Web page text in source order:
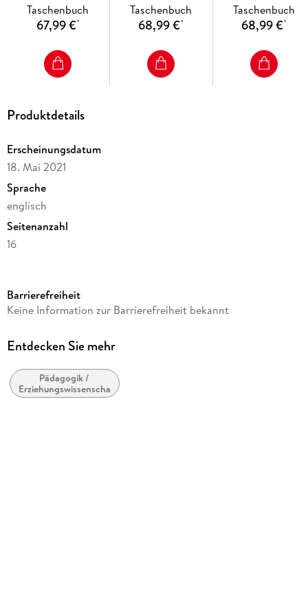
Taschenbuch
67,99 €*
Taschenbuch
68,99 €*
Taschenbuch
68,99 €*
Produktdetails
Erscheinungsdatum
18. Mai 2021
Sprache
englisch
Seitenanzahl
16
Reihe
Herausgegeben von
Verlag/Hersteller
HOUGHTON MIFFLIN
Barrierefreiheit
Keine Information zur Barrierefreiheit bekannt
Entdecken Sie mehr
Pädagogik /
Erziehungswissenschaften